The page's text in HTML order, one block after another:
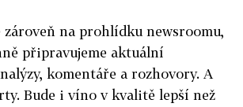
zároveň na prohlídku newsroomu,
připravujeme aktuální
komentáře a rozhovory. A
Bude i víno v kvalitě lepší než